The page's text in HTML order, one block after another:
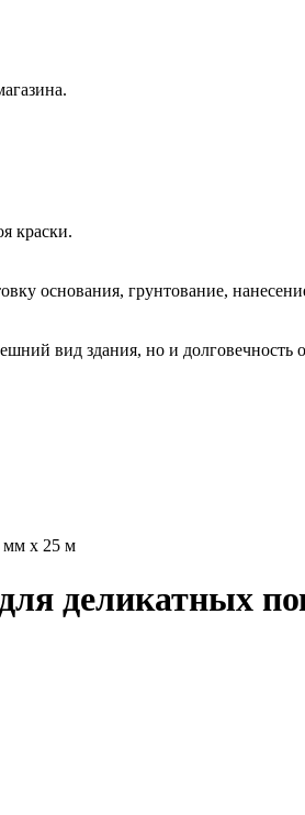
краски.
основания, грунтование,
вид здания, но и долговечность
мм х 25 м
деликатных